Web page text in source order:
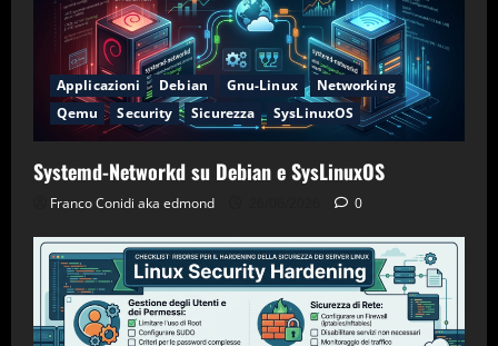
Applicazioni Debian Gnu-Linux
Networking
Qemu
Security Sicurezza SysLinuxOS
Systemd-Networkd su Debian e SysLinuxOS
Franco Conidi aka edmond 0